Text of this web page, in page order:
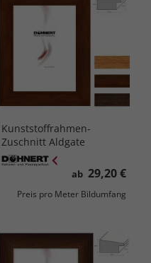
Kunststoffrahmen-
Zuschnitt Aldgate
ab 29,20 €
Preis pro Meter Bildumfang